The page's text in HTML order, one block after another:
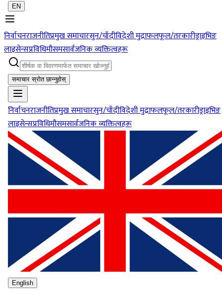
EN
निर्वाचनराजनीतिप्रमुख समाचारसुन/चाँदीविदेशी मुद्राफलफूल/तरकारीड्राइभिङ
लाइसेन्सप्रविधिमौसमसार्वजनिक व्यक्तित्वहरू
समाचार स्रोत छान्नुहोस्
निर्वाचनराजनीतिप्रमुख समाचारसुन/चाँदीविदेशी मुद्राफलफूल/तरकारीड्राइभिङ
लाइसेन्सप्रविधिमौसमसार्वजनिक व्यक्तित्वहरू
English